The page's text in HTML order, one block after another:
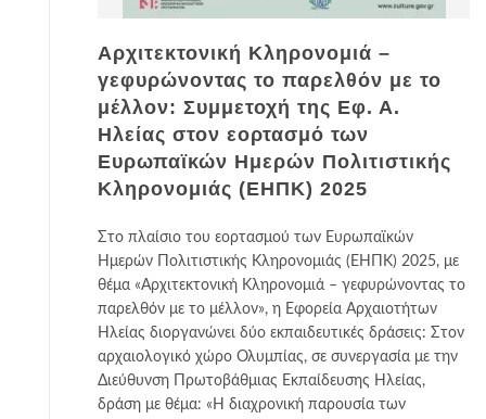
Αρχιτεκτονική Κληρονομιά –
γεφυρώνοντας το παρελθόν με το
μέλλον: Συμμετοχή της Εφ. Α.
Ηλείας στον εορτασμό των
Ευρωπαϊκών Ημερών Πολιτιστικής
Κληρονομιάς (ΕΗΠΚ) 2025
Στο πλαίσιο του εορτασμού των Ευρωπαϊκών
Ημερών Πολιτιστικής Κληρονομιάς (ΕΗΠΚ) 2025, με
θέμα «Αρχιτεκτονική Κληρονομιά – γεφυρώνοντας το
παρελθόν με το μέλλον», η Εφορεία Αρχαιοτήτων
Ηλείας διοργανώνει δύο εκπαιδευτικές δράσεις: Στον
αρχαιολογικό χώρο Ολυμπίας, σε συνεργασία με την
Διεύθυνση Πρωτοβάθμιας Εκπαίδευσης Ηλείας,
δράση με θέμα: «Η διαχρονική παρουσία των